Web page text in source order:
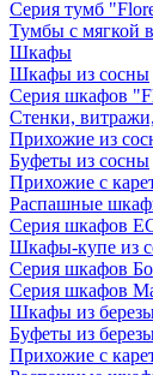
Серия тумб
Тумбы с мягкой
Шкафы
Шкафы из сосны
Серия шкафов
Стенки,
Прихожие из
Буфеты из сосны
Прихожие с
Распашные
Серия шкафов
Шкафы-купе из
Серия шкафов
Серия шкафов
Шкафы из
Буфеты из
Прихожие с